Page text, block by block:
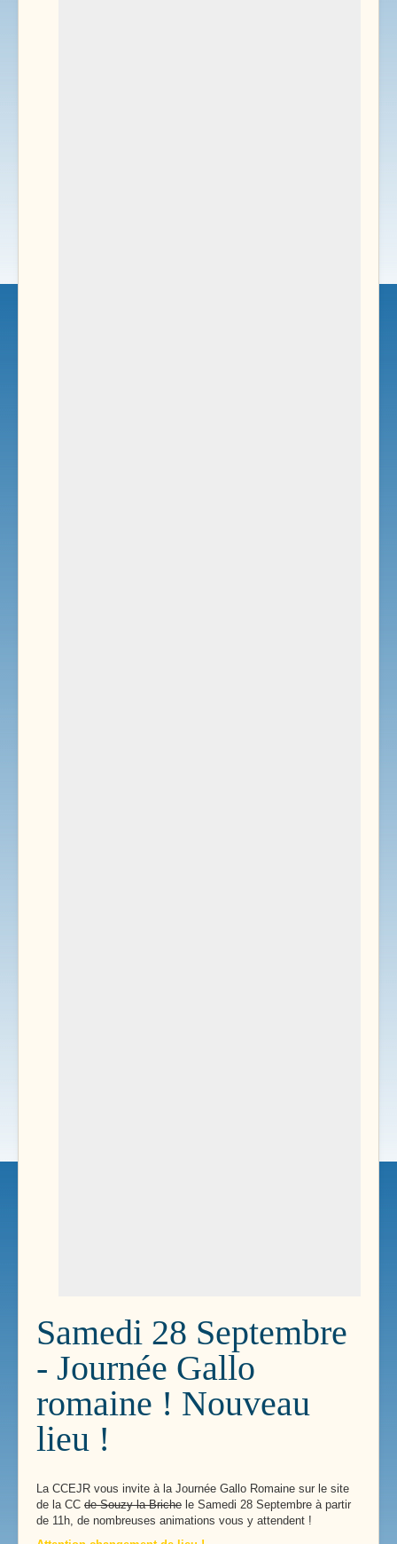
Samedi 28 Septembre
- Journée Gallo
romaine ! Nouveau
lieu !
La CCEJR vous invite à la Journée Gallo Romaine sur le site
de la CC de Souzy la Briche le Samedi 28 Septembre à partir
de 11h, de nombreuses animations vous y attendent !